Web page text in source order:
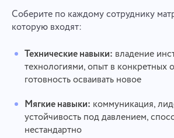
Соберите по каждому сотруднику
которую входят:
Технические навыки: владение
технологиями, опыт в конкретных
готовность осваивать новое
Мягкие навыки: коммуникация,
устойчивость под давлением,
нестандартно